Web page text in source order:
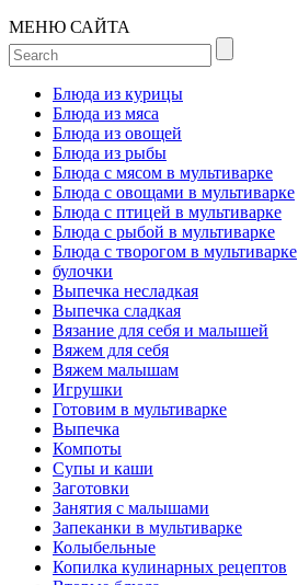
МЕНЮ САЙТА
Блюда из курицы
Блюда из мяса
Блюда из овощей
Блюда из рыбы
Блюда с мясом в мультиварке
Блюда с овощами в мультиварке
Блюда с птицей в мультиварке
Блюда с рыбой в мультиварке
Блюда с творогом в мультиварке
булочки
Выпечка несладкая
Выпечка сладкая
Вязание для себя и малышей
Вяжем для себя
Вяжем малышам
Игрушки
Готовим в мультиварке
Выпечка
Компоты
Супы и каши
Заготовки
Занятия с малышами
Запеканки в мультиварке
Колыбельные
Копилка кулинарных рецептов